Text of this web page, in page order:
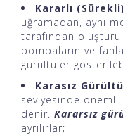
Kararlı
uğramadan, aynı
tarafından
pompaların ve
gürültüler
Karasız
seviyesinde
denir. Kararsız
ayrılırlar;